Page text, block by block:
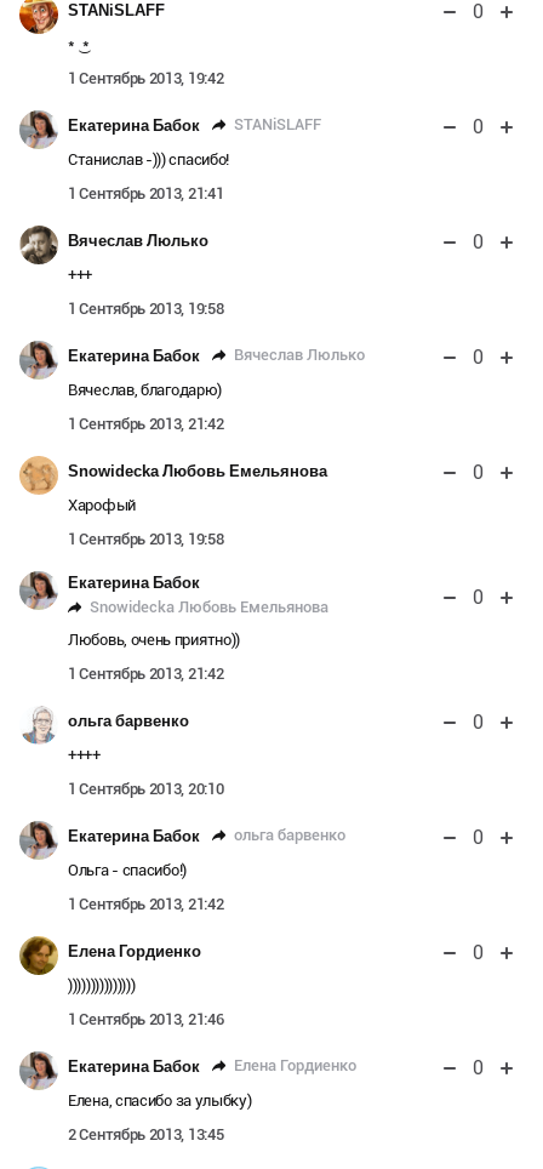
STANiSLAFF 0
* ͜ *
1 Сентябрь 2013, 19:42
Екатерина Бабок STANiSLAFF 0
Станислав -))) спасибо!
1 Сентябрь 2013, 21:41
Вячеслав Люлько 0
+++
1 Сентябрь 2013, 19:58
Екатерина Бабок Вячеслав Люлько 0
Вячеслав, благодарю)
1 Сентябрь 2013, 21:42
Snowidecka Любовь Емельянова 0
Харофый
1 Сентябрь 2013, 19:58
Екатерина Бабок
Snowidecka Любовь Емельянова
0
Любовь, очень приятно))
1 Сентябрь 2013, 21:42
ольга барвенко 0
++++
1 Сентябрь 2013, 20:10
Екатерина Бабок ольга барвенко 0
Ольга - спасибо!)
1 Сентябрь 2013, 21:42
Елена Гордиенко 0
)))))))))))))))
1 Сентябрь 2013, 21:46
Екатерина Бабок Елена Гордиенко 0
Елена, спасибо за улыбку)
2 Сентябрь 2013, 13:45